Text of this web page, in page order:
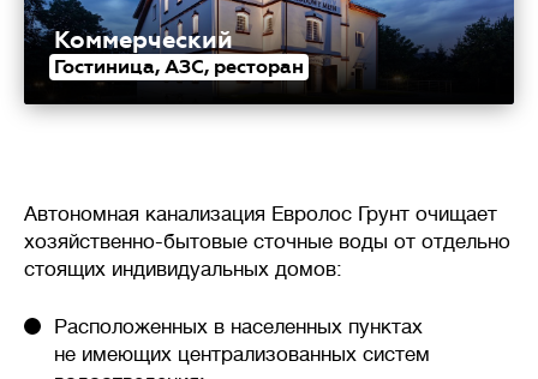
Коммерческий
Гостиница, АЗС, ресторан
Автономная канализация Евролос Грунт очищает
хозяйственно-бытовые сточные воды от отдельно
стоящих индивидуальных домов:
Расположенных в населенных пунктах
не имеющих централизованных систем